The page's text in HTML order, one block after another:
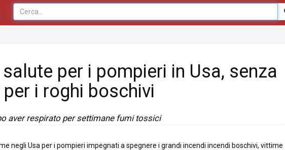
per i pompieri in Usa, senza
i roghi boschivi
aver respirato per settimane fumi tossici
negli Usa per i pompieri impegnati a spegnere i grandi incendi incendi boschivi, vittime